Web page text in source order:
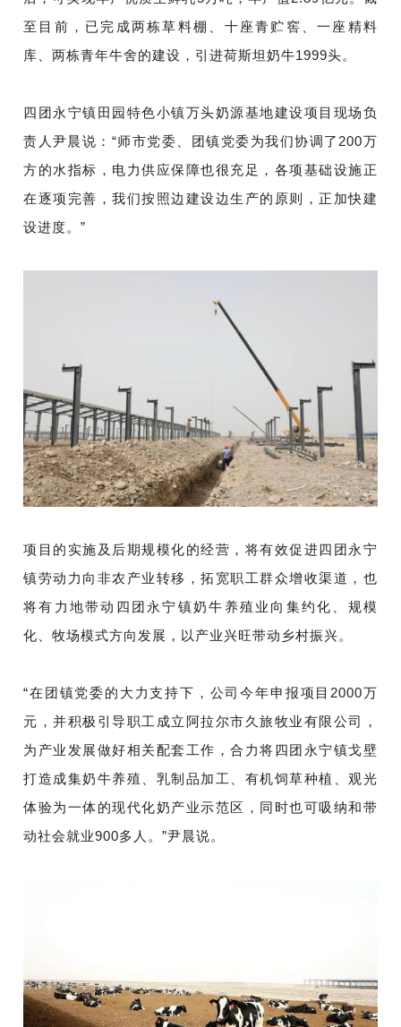
至目前，已完成两栋草料棚、十座青贮窖、一座精料
库、两栋青年牛舍的建设，引进荷斯坦奶牛1999头。
四团永宁镇田园特色小镇万头奶源基地建设项目现场负
责人尹晨说：“师市党委、团镇党委为我们协调了200万
方的水指标，电力供应保障也很充足，各项基础设施正
在逐项完善，我们按照边建设边生产的原则，正加快建
设进度。”
项目的实施及后期规模化的经营，将有效促进四团永宁
镇劳动力向非农产业转移，拓宽职工群众增收渠道，也
将有力地带动四团永宁镇奶牛养殖业向集约化、规模
化、牧场模式方向发展，以产业兴旺带动乡村振兴。
“在团镇党委的大力支持下，公司今年申报项目2000万
元，并积极引导职工成立阿拉尔市久旅牧业有限公司，
为产业发展做好相关配套工作，合力将四团永宁镇戈壁
打造成集奶牛养殖、乳制品加工、有机饲草种植、观光
体验为一体的现代化奶产业示范区，同时也可吸纳和带
动社会就业900多人。”尹晨说。